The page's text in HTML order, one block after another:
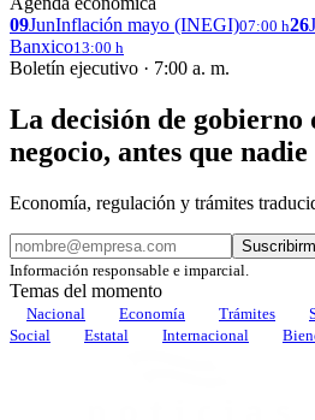
09JunInflación mayo (INEGI)07:00 h26
Banxico13:00 h
Boletín ejecutivo · 7:00 a. m.
La decisión de gobierno
negocio, antes que nadie
Economía, regulación y trámites
Información responsable e imparcial.
Temas del momento
Nacional Economía Trámites
Social
Estatal Internacional